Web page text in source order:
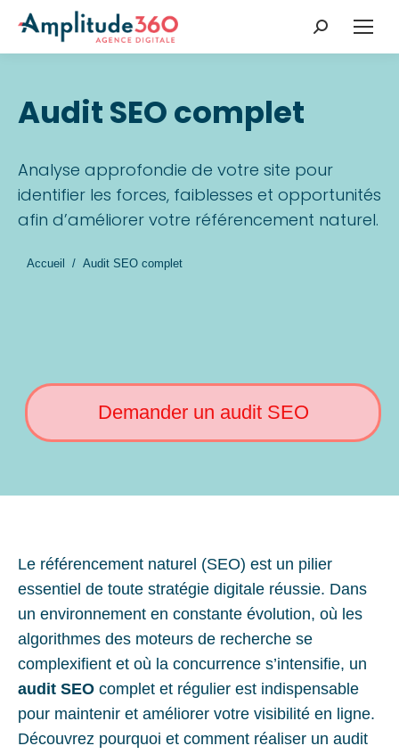
Recherche
:
Audit SEO complet
Analyse approfondie de votre site pour
identifier les forces, faiblesses et opportunités
afin d’améliorer votre référencement naturel.
Vous êtes ici :
Accueil Audit SEO complet
Demander un audit SEO
Le référencement naturel (SEO) est un pilier
essentiel de toute stratégie digitale réussie. Dans
un environnement en constante évolution, où les
algorithmes des moteurs de recherche se
complexifient et où la concurrence s’intensifie, un
audit SEO complet et régulier est indispensable
pour maintenir et améliorer votre visibilité en ligne.
Découvrez pourquoi et comment réaliser un audit